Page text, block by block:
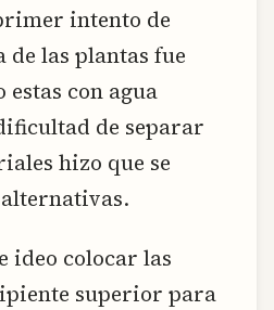
intento de
de las plantas fue
estas con agua
de separar
hizo que se
ideo colocar las
superior para